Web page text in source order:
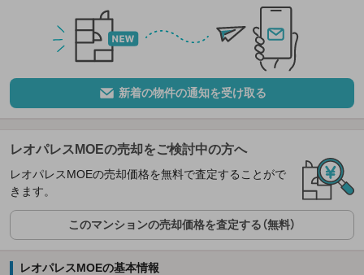
新着の物件の通知を受け取る
レオパレスMOEの売却をご検討中の方へ
レオパレスMOEの売却価格を無料で査定することがで
きます。
このマンションの売却価格を査定する（無料）
レオパレスMOEの基本情報